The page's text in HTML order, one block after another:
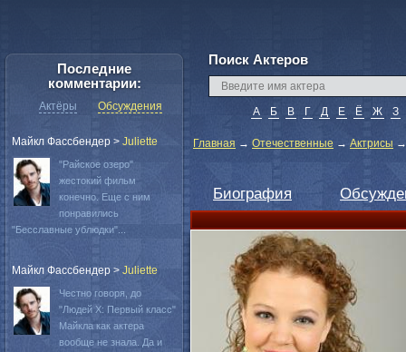
Поиск Актеров
А Б В Г Д Е Ё Ж З
Главная → Отечественные → Актрисы
Биография
Последние
комментарии:
Актёры Обсуждения
Майкл Фассбендер > Juliette
"Райское озеро"
жестокий фильм
конечно. Еще с ним
понравились
"Бесславные ублюдки"...
Майкл Фассбендер > Juliette
Честно говоря, до
"Людей Х: Первый класс"
Майкла как актера
вообще не знала. Да и